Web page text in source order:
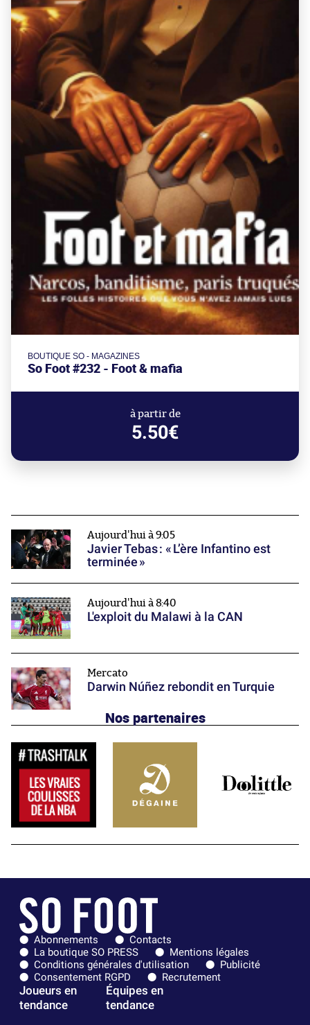
BOUTIQUE SO - MAGAZINES
So Foot #232 - Foot & mafia
à partir de
5.50€
Aujourd'hui à 9:05
Javier Tebas : « L’ère Infantino est
terminée »
Aujourd'hui à 8:40
L'exploit du Malawi à la CAN
Mercato
Darwin Núñez rebondit en Turquie
Nos partenaires
Abonnements
Contacts
La boutique SO PRESS
Mentions légales
Conditions générales d'utilisation
Publicité
Consentement RGPD
Recrutement
Joueurs en
tendance
Équipes en
tendance